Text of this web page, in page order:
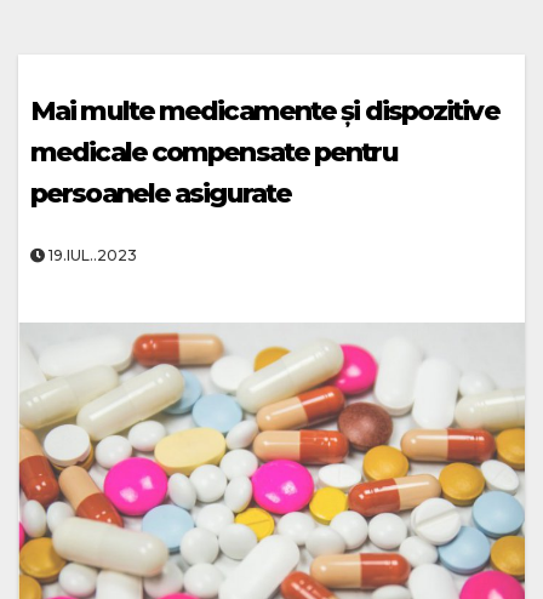
Mai multe medicamente și dispozitive
medicale compensate pentru
persoanele asigurate
19.IUL..2023